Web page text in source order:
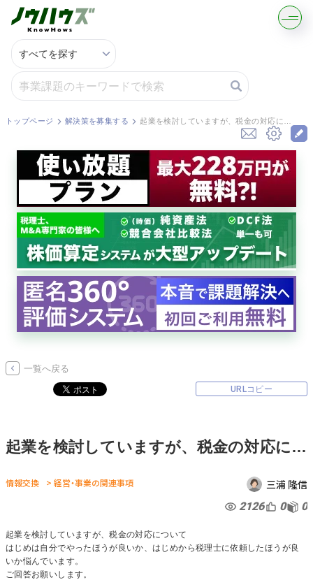
記事・コラムを読む
解決策を募集する
知識を買う／売る
契約書ひな型を探す
専門家に電話する
無料で株価を算定
資本政策を無料でお試し
無料でアンケート
トップページ 解決策を募集する
一覧へ戻る
URLコピー
起業を検討していますが、税金の対応について はじめは自分でやったほうが良いか、はじめから税理士に依頼したほうが良いか悩んでいます。 ご回答お願いします。
情報交換 > 経営・事業の関連事項 三浦 隆信
2126 0 0
起業を検討していますが、税金の対応について
はじめは自分でやったほうが良いか、はじめから税理士に依頼したほうが良
いか悩んでいます。
ご回答お願いします。